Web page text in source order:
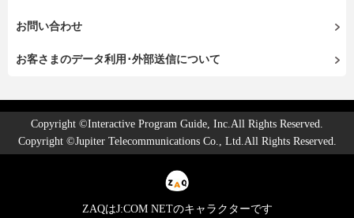
お問い合わせ
お客さまのデータ利用･外部送信について
Copyright ©Interactive Program Guide, Inc.All Rights Reserved.
Copyright ©Jupiter Telecommunications Co., Ltd.All Rights Reserved.
ZAQはJ:COM NETのキャラクターです